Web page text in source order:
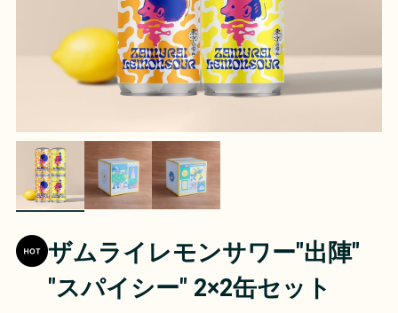
ザムライレモンサワー"出陣"
"スパイシー" 2×2缶セット